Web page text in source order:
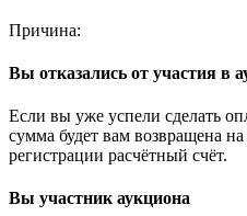
Причина:
Вы отказались от участия в
Если вы уже успели сделать
сумма будет вам возвращена
регистрации расчётный счёт.
Вы участник аукциона